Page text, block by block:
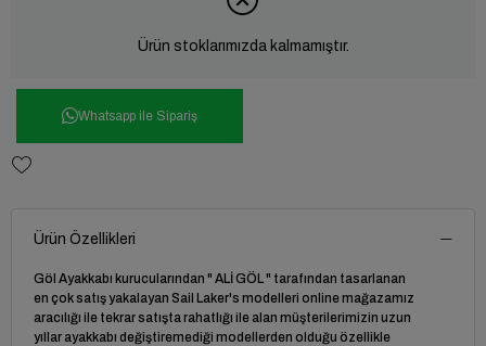
Ürün stoklarımızda kalmamıştır.
Whatsapp ile Sipariş
Ürün Özellikleri
Göl Ayakkabı kurucularından " ALİ GÖL " tarafından tasarlanan
en çok satış yakalayan Sail Laker's modelleri online mağazamız
aracılığı ile tekrar satışta rahatlığı ile alan müşterilerimizin uzun
yıllar ayakkabı değiştiremediği modellerden olduğu özellikle